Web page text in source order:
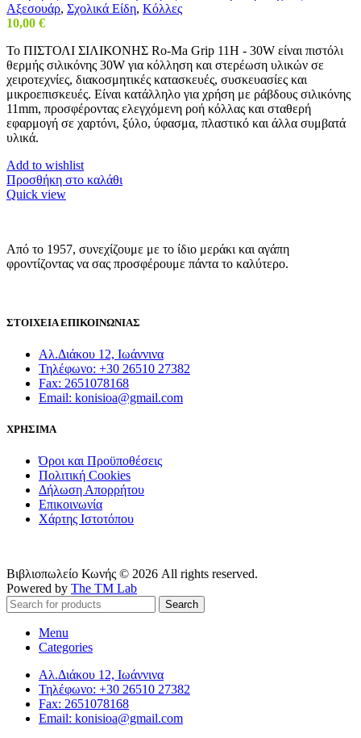
Αξεσουάρ, Σχολικά Είδη, Κόλλες
10,00 €
Το ΠΙΣΤΟΛΙ ΣΙΛΙΚΟΝΗΣ Ro-Ma Grip 11H - 30W είναι πιστόλι
θερμής σιλικόνης 30W για κόλληση και στερέωση υλικών σε
χειροτεχνίες, διακοσμητικές κατασκευές, συσκευασίες και
μικροεπισκευές. Είναι κατάλληλο για χρήση με ράβδους σιλικόνης
11mm, προσφέροντας ελεγχόμενη ροή κόλλας και σταθερή
εφαρμογή σε χαρτόνι, ξύλο, ύφασμα, πλαστικό και άλλα συμβατά
υλικά.
Add to wishlist
Προσθήκη στο καλάθι
Quick view
Από το 1957, συνεχίζουμε με το ίδιο μεράκι και αγάπη
φροντίζοντας να σας προσφέρουμε πάντα το καλύτερο.
ΣΤΟΙΧΕΙΑ ΕΠΙΚΟΙΝΩΝΙΑΣ
Αλ.Διάκου 12, Ιωάννινα
Τηλέφωνο: +30 26510 27382
Fax: 2651078168
Email: konisioa@gmail.com
ΧΡΗΣΙΜΑ
Όροι και Προϋποθέσεις
Πολιτική Cookies
Δήλωση Απορρήτου
Επικοινωνία
Χάρτης Ιστοτόπου
Βιβλιοπωλείο Κωνής © 2026 All rights reserved.
Powered by The TM Lab
Search
Menu
Categories
Αλ.Διάκου 12, Ιωάννινα
Τηλέφωνο: +30 26510 27382
Fax: 2651078168
Email: konisioa@gmail.com